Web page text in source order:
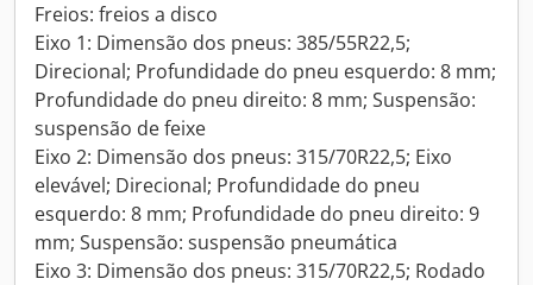
Freios: freios a disco
Eixo 1: Dimensão dos pneus: 385/55R22,5;
Direcional; Profundidade do pneu esquerdo: 8 mm;
Profundidade do pneu direito: 8 mm; Suspensão:
suspensão de feixe
Eixo 2: Dimensão dos pneus: 315/70R22,5; Eixo
elevável; Direcional; Profundidade do pneu
esquerdo: 8 mm; Profundidade do pneu direito: 9
mm; Suspensão: suspensão pneumática
Eixo 3: Dimensão dos pneus: 315/70R22,5; Rodado